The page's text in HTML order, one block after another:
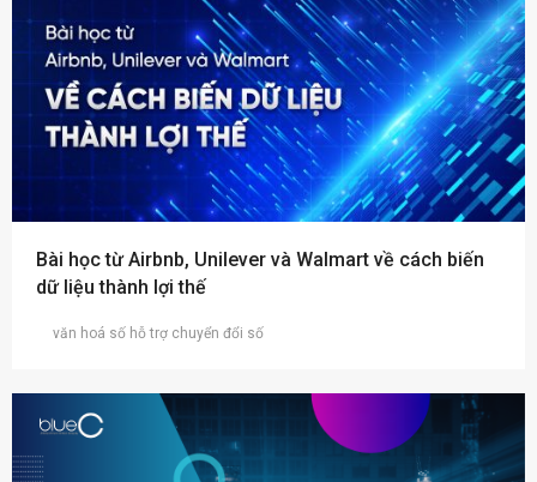
Bài học từ Airbnb, Unilever và Walmart về cách biến
dữ liệu thành lợi thế
văn hoá số hỗ trợ chuyển đổi số